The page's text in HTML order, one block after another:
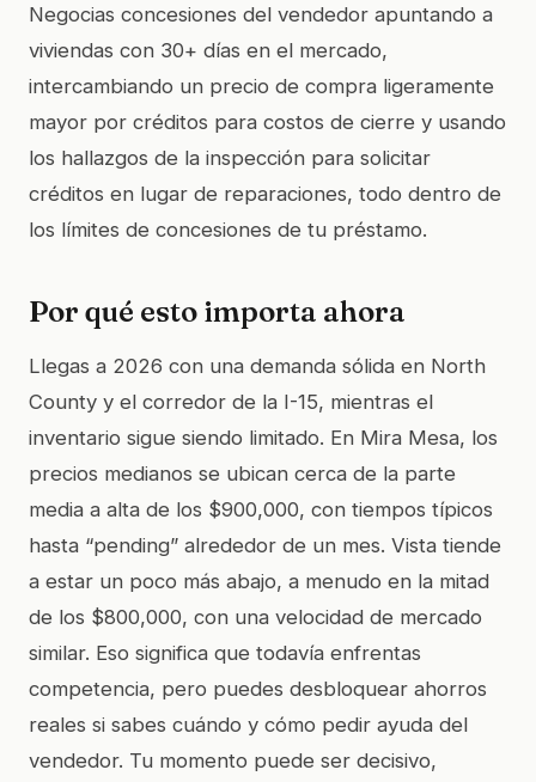
Negocias concesiones del vendedor apuntando a
viviendas con 30+ días en el mercado,
intercambiando un precio de compra ligeramente
mayor por créditos para costos de cierre y usando
los hallazgos de la inspección para solicitar
créditos en lugar de reparaciones, todo dentro de
los límites de concesiones de tu préstamo.
Por qué esto importa ahora
Llegas a 2026 con una demanda sólida en North
County y el corredor de la I-15, mientras el
inventario sigue siendo limitado. En Mira Mesa, los
precios medianos se ubican cerca de la parte
media a alta de los $900,000, con tiempos típicos
hasta “pending” alrededor de un mes. Vista tiende
a estar un poco más abajo, a menudo en la mitad
de los $800,000, con una velocidad de mercado
similar. Eso significa que todavía enfrentas
competencia, pero puedes desbloquear ahorros
reales si sabes cuándo y cómo pedir ayuda del
vendedor. Tu momento puede ser decisivo,